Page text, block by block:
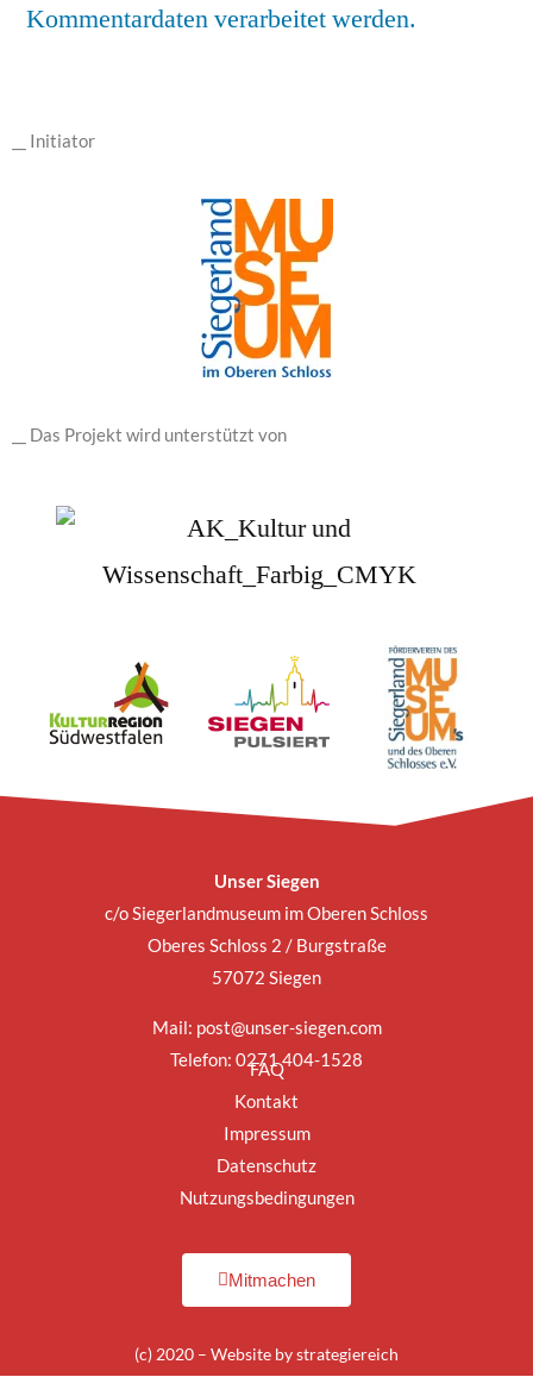
Kommentardaten verarbeitet werden.
__ Initiator
__ Das Projekt wird unterstützt von
Unser Siegen
c/o Siegerlandmuseum im Oberen Schloss
Oberes Schloss 2 / Burgstraße
57072 Siegen
Mail: post@unser-siegen.com
Telefon: 0271 404-1528
FAQ
Kontakt
Impressum
Datenschutz
Nutzungsbedingungen
(c) 2020 – Website bystrategiereich
Mitmachen